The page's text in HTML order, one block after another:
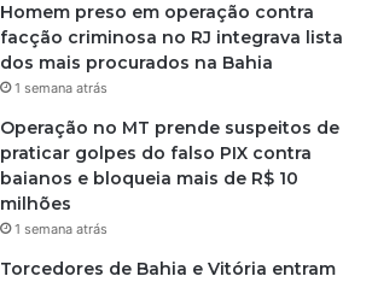
Homem preso em operação contra
facção criminosa no RJ integrava lista
dos mais procurados na Bahia
1 semana atrás
Operação no MT prende suspeitos de
praticar golpes do falso PIX contra
baianos e bloqueia mais de R$ 10
milhões
1 semana atrás
Torcedores de Bahia e Vitória entram